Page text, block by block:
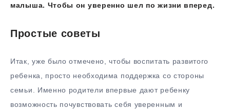
малыша. Чтобы он уверенно шел по жизни вперед.
Простые советы
Итак, уже было отмечено, чтобы воспитать развитого
ребенка, просто необходима поддержка со стороны
семьи. Именно родители впервые дают ребенку
возможность почувствовать себя уверенным и